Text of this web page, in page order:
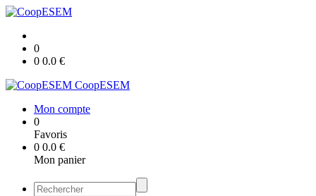
0
0 0.0 €
CoopESEM
Mon compte
0
Favoris
0 0.0 €
Mon panier